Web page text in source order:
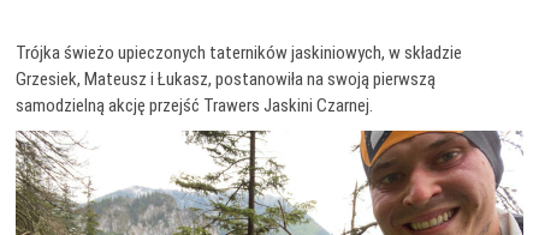
Trójka świeżo upieczonych taterników jaskiniowych, w składzie
Grzesiek, Mateusz i Łukasz, postanowiła na swoją pierwszą
samodzielną akcję przejść Trawers Jaskini Czarnej.